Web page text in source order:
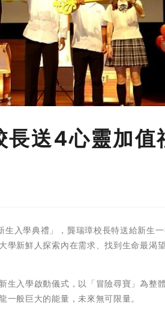
長送4心靈加值
入學典禮」，龔瑞璋校長特送給新生
新鮮人探索內在需求、找到生命最渴
入學啟動儀式，以「冒險尋寶」為整
般巨大的能量，未來無可限量。